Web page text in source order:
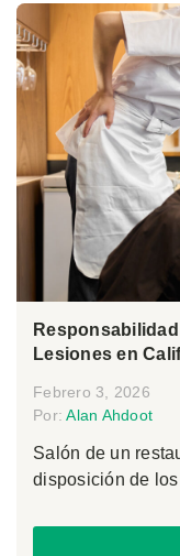
Lesiones en
Febrero 3, 2026
Por:Alan Ahdoot
Salón de un
disposición de